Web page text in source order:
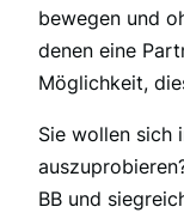
bewegen und
denen eine
Möglichkeit,
Sie wollen sich
BB und